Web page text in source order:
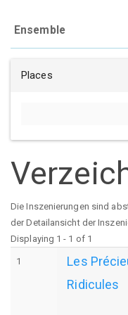
Ensemble
Places
Die Inszenierungen sind
der Detailansicht der
Displaying 1 - 1 of 1
1
Les
Ridicules